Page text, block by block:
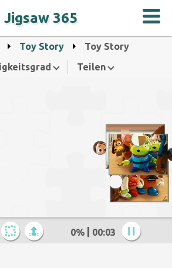
Jigsaw 365
Toy Story
Toy Story
Teilen
0% 00:04